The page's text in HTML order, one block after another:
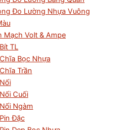
Đo Lường Nhựa Vuông
Mạch Volt & Ampe
TL
Bọc Nhựa
Trần
Cuối
Ngàm
Đặc